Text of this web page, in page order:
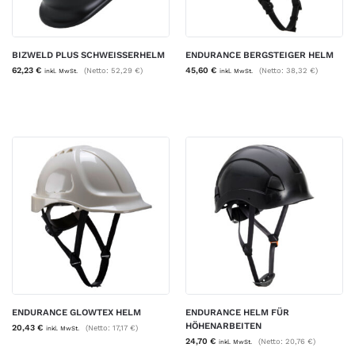
BIZWELD PLUS SCHWEISSERHELM
62,23 € inkl. MwSt. (Netto: 52,29 €)
ENDURANCE BERGSTEIGER HELM
45,60 € inkl. MwSt. (Netto: 38,32 €)
ENDURANCE GLOWTEX HELM
20,43 € inkl. MwSt. (Netto: 17,17 €)
ENDURANCE HELM FÜR
HÖHENARBEITEN
24,70 € inkl. MwSt. (Netto: 20,76 €)